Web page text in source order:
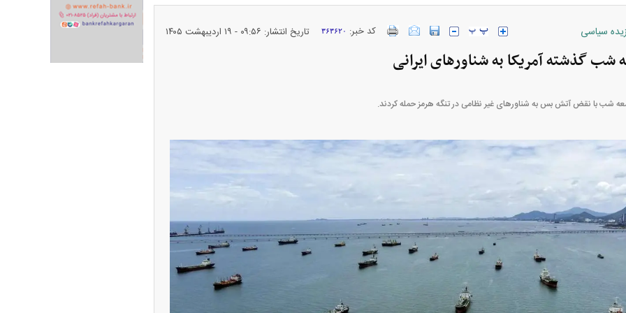
سیاسی کد خبر: ۳۶۳۶۲۰ تاریخ انتشار: ۰۹:۵۶ - ۱۹ ارديبهشت ۱۴۰۵
گذشته آمریکا به شناور‌های ایرانی
شب با نقض آتش بس به شناور‌های غیر نظامی در تنگه هرمز حمله کردند.
قیمت سکه و طلا + جدول
مسکن؛ فنر
شده
درآمد ارزی تا بازی با عزل و نصب‌ها
پیش‌بینی بورس امروز دوشنبه ۱۲ مرداد ماه